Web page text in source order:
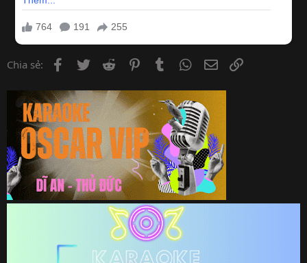
Chia sẻ: Facebook
Twitter Reddit PinterestTumblr WhatsApp
Email